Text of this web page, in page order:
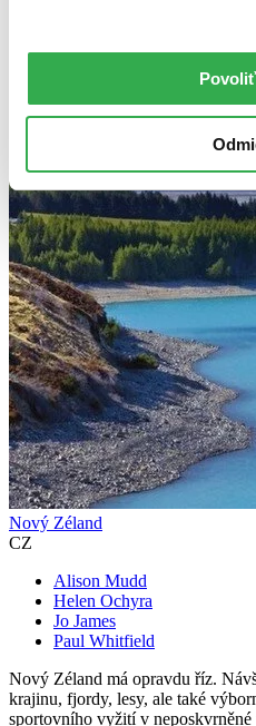
Nový Zéland
CZ
Alison Mudd
Helen Ochyra
Jo James
Paul Whitfield
Nový Zéland má opravdu říz.
krajinu, fjordy, lesy, ale také
sportovního vyžití v neposkvrněné